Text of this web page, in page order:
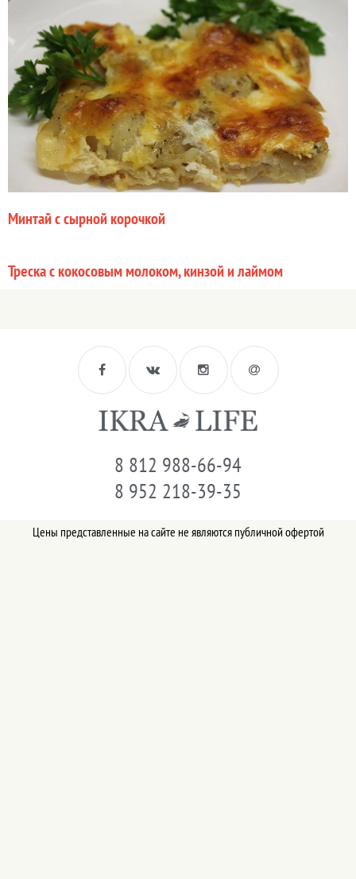
Минтай с сырной корочкой
Треска с кокосовым молоком, кинзой и лаймом
8 812 988-66-94
8 952 218-39-35
Цены представленные на сайте не являются публичной офертой